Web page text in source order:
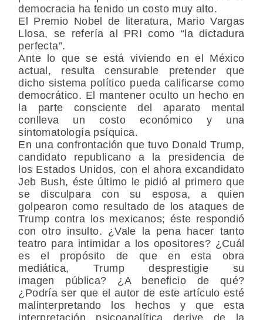
democracia ha tenido un costo muy alto.
El Premio Nobel de literatura, Mario Vargas
Llosa, se refería al PRI como “la dictadura
perfecta”.
Ante lo que se está viviendo en el México
actual, resulta censurable pretender que
dicho sistema político pueda calificarse como
democrático. El mantener oculto un hecho en
la parte consciente del aparato mental
conlleva un costo económico y una
sintomatología psíquica.
En una confrontación que tuvo Donald Trump,
candidato republicano a la presidencia de
los Estados Unidos, con el ahora excandidato
Jeb Bush, éste último le pidió al primero que
se disculpara con su esposa, a quien
golpearon como resultado de los ataques de
Trump contra los mexicanos; éste respondió
con otro insulto. ¿Vale la pena hacer tanto
teatro para intimidar a los opositores? ¿Cuál
es el propósito de que en esta obra
mediática, Trump desprestigie su
imagen pública? ¿A beneficio de qué?
¿Podría ser que el autor de este artículo esté
malinterpretando los hechos y que esta
interpretación psicoanalítica derive de la